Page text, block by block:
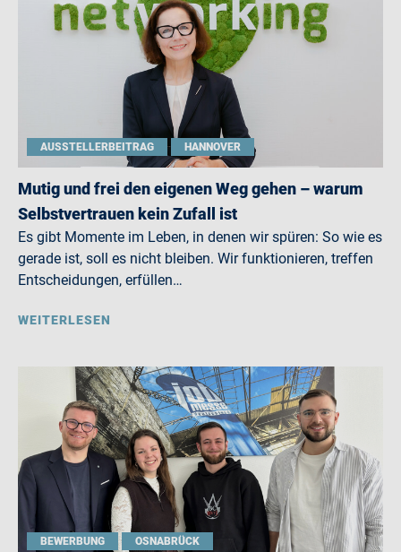
AUSSTELLERBEITRAG HANNOVER
Mutig und frei den eigenen Weg gehen – warum
Selbstvertrauen kein Zufall ist
Es gibt Momente im Leben, in denen wir spüren: So wie es
gerade ist, soll es nicht bleiben. Wir funktionieren, treffen
Entscheidungen, erfüllen…
WEITERLESEN
BEWERBUNG OSNABRÜCK